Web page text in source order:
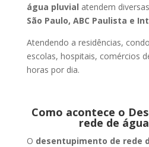
água pluvial atendem
São Paulo, ABC Paulista e
Atendendo a residências,
escolas, hospitais, comércios
horas por dia.
Como acontece o
rede de
O desentupimento de rede